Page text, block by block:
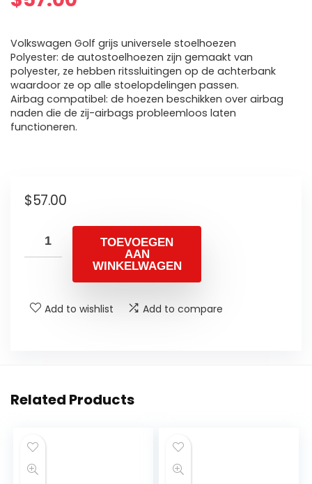
Volkswagen Golf grijs universele stoelhoezen
Polyester: de autostoelhoezen zijn gemaakt van
polyester, ze hebben ritssluitingen op de achterbank
waardoor ze op alle stoelopdelingen passen.
Airbag compatibel: de hoezen beschikken over airbag
naden die de zij-airbags probleemloos laten
functioneren.
$57.00
TOEVOEGEN
AAN
WINKELWAGEN
Add to wishlist Add to compare
Related Products